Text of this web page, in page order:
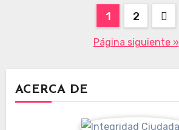
Paginación1 2
Página siguiente »
ACERCA DE